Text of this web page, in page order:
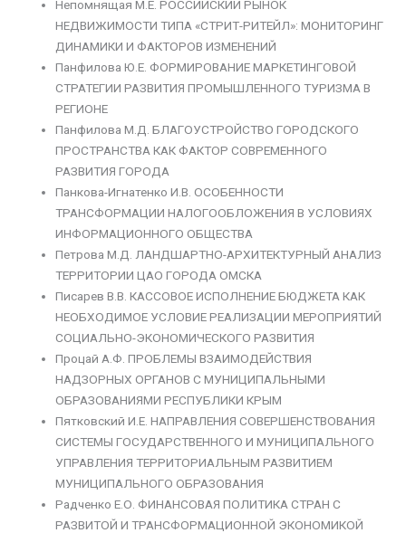
Непомнящая М.Е. РОССИЙСКИЙ РЫНОК
НЕДВИЖИМОСТИ ТИПА «СТРИТ-РИТЕЙЛ»: МОНИТОРИНГ
ДИНАМИКИ И ФАКТОРОВ ИЗМЕНЕНИЙ
Панфилова Ю.Е. ФОРМИРОВАНИЕ МАРКЕТИНГОВОЙ
СТРАТЕГИИ РАЗВИТИЯ ПРОМЫШЛЕННОГО ТУРИЗМА В
РЕГИОНЕ
Панфилова М.Д. БЛАГОУСТРОЙСТВО ГОРОДСКОГО
ПРОСТРАНСТВА КАК ФАКТОР СОВРЕМЕННОГО
РАЗВИТИЯ ГОРОДА
Панкова-Игнатенко И.В. ОСОБЕННОСТИ
ТРАНСФОРМАЦИИ НАЛОГООБЛОЖЕНИЯ В УСЛОВИЯХ
ИНФОРМАЦИОННОГО ОБЩЕСТВА
Петрова М.Д. ЛАНДШАРТНО-АРХИТЕКТУРНЫЙ АНАЛИЗ
ТЕРРИТОРИИ ЦАО ГОРОДА ОМСКА
Писарев В.В. КАССОВОЕ ИСПОЛНЕНИЕ БЮДЖЕТА КАК
НЕОБХОДИМОЕ УСЛОВИЕ РЕАЛИЗАЦИИ МЕРОПРИЯТИЙ
СОЦИАЛЬНО-ЭКОНОМИЧЕСКОГО РАЗВИТИЯ
Процай А.Ф. ПРОБЛЕМЫ ВЗАИМОДЕЙСТВИЯ
НАДЗОРНЫХ ОРГАНОВ С МУНИЦИПАЛЬНЫМИ
ОБРАЗОВАНИЯМИ РЕСПУБЛИКИ КРЫМ
Пятковский И.Е. НАПРАВЛЕНИЯ СОВЕРШЕНСТВОВАНИЯ
СИСТЕМЫ ГОСУДАРСТВЕННОГО И МУНИЦИПАЛЬНОГО
УПРАВЛЕНИЯ ТЕРРИТОРИАЛЬНЫМ РАЗВИТИЕМ
МУНИЦИПАЛЬНОГО ОБРАЗОВАНИЯ
Радченко Е.О. ФИНАНСОВАЯ ПОЛИТИКА СТРАН С
РАЗВИТОЙ И ТРАНСФОРМАЦИОННОЙ ЭКОНОМИКОЙ